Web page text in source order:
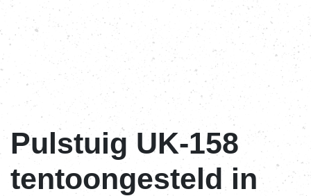
Pulstuig UK-158
tentoongesteld in